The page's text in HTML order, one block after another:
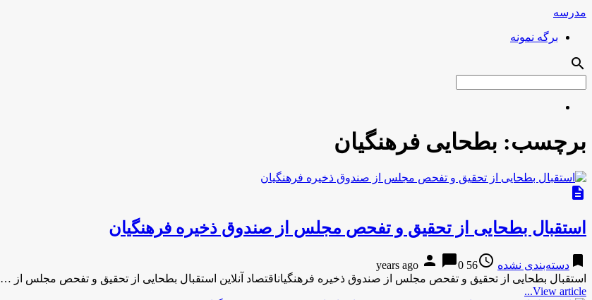
مدرسه
برگه نمونه
search
برچسب: بطحایی فرهنگیان
description
استقبال بطحایی از تحقیق و تفحص مجلس از صندوق ذخیره فرهنگیان
bookmark دسته‌بندی نشده access_time
56 years ago
person chat_bubble0
استقبال بطحایی از تحقیق و تفحص مجلس از صندوق ذخیره فرهنگیاناقتصاد آنلاین استقبال بطحایی از تحقیق و تفحص مجلس از …
View article...